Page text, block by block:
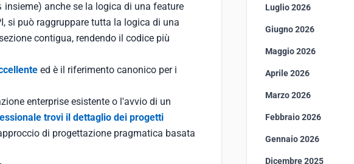
insieme) anche se la logica di una feature
si può raggruppare tutta la logica di una
contigua, rendendo il codice più
ed è il riferimento canonico per i
enterprise esistente o l'avvio di un
trovi il dettaglio dei progetti
di progettazione pragmatica basata
Luglio 2026
Giugno 2026
Maggio 2026
Aprile 2026
Marzo 2026
Febbraio 2026
Gennaio 2026
Dicembre 2025